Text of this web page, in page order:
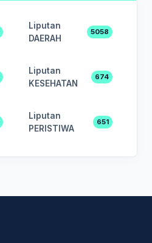
Liputan
DAERAH
5058
Liputan
KESEHATAN
674
Liputan
PERISTIWA
651